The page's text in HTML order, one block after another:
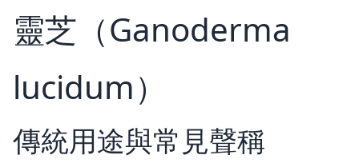
靈芝（Ganoderma
lucidum）
傳統用途與常見聲稱